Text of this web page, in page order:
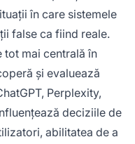
în care sistemele
false ca fiind reale.
tot mai centrală în
și evaluează
Perplexity,
deciziile de
abilitatea de a